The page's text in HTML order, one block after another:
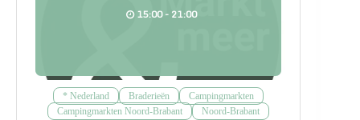
15:00 - 21:00
* Nederland Braderieën
Campingmarkten
Campingmarkten Noord-Brabant
Noord-Brabant